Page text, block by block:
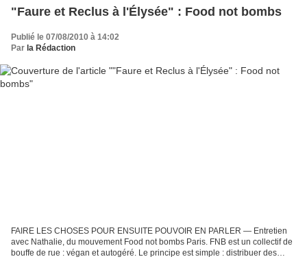
"Faure et Reclus à l'Élysée" : Food not bombs
Publié le 07/08/2010 à 14:02
Par la Rédaction
FAIRE LES CHOSES POUR ENSUITE POUVOIR EN PARLER — Entretien
avec Nathalie, du mouvement Food not bombs Paris. FNB est un collectif de
bouffe de rue : végan et autogéré. Le principe est simple : distribuer des